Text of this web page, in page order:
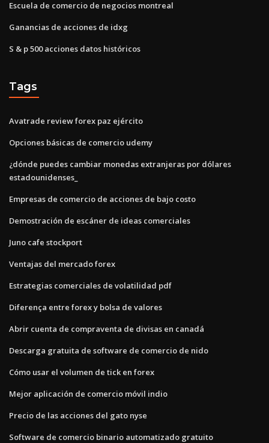
Escuela de comercio de negocios montreal
Ganancias de acciones de idxg
S & p 500 acciones datos históricos
Tags
Avatrade review forex paz ejército
Opciones básicas de comercio udemy
¿dónde puedes cambiar monedas extranjeras por dólares
estadounidenses_
Empresas de comercio de acciones de bajo costo
Demostración de escáner de ideas comerciales
Juno cafe stockport
Ventajas del mercado forex
Estrategias comerciales de volatilidad pdf
Diferença entre forex y bolsa de valores
Abrir cuenta de compraventa de divisas en canadá
Descarga gratuita de software de comercio de nido
Cómo usar el volumen de tick en forex
Mejor aplicación de comercio móvil indio
Precio de las acciones del gato nyse
Software de comercio binario automatizado gratuito